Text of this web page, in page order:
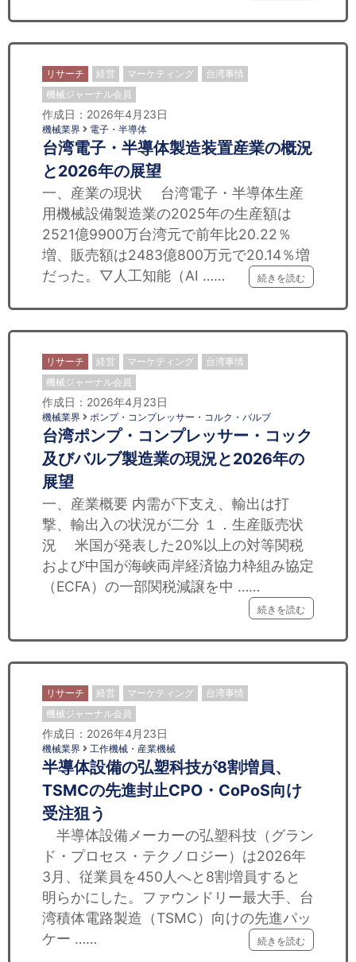
リサーチ 経営 マーケティング
台湾事情
機械ジャーナル会員
作成日：2026年4月23日
機械業界 電子・半導体
台湾電子・半導体製造装置産業の概況
と2026年の展望
一、産業の現状 台湾電子・半導体生産
用機械設備製造業の2025年の生産額は
2521億9900万台湾元で前年比20.22％
増、販売額は2483億800万元で20.14％増
だった。▽人工知能（AI ……
続きを読む
リサーチ 経営 マーケティング
台湾事情
機械ジャーナル会員
作成日：2026年4月23日
機械業界 ポンプ・コンプレッサー・コルク・バルブ
台湾ポンプ・コンプレッサー・コック
及びバルブ製造業の現況と2026年の
展望
一、産業概要 内需が下支え、輸出は打
撃、輸出入の状況が二分 １．生産販売状
況 米国が発表した20%以上の対等関税
および中国が海峡両岸経済協力枠組み協定
（ECFA）の一部関税減譲を中 ……
続きを読む
リサーチ 経営 マーケティング
台湾事情
機械ジャーナル会員
作成日：2026年4月23日
機械業界 工作機械・産業機械
半導体設備の弘塑科技が8割増員、
TSMCの先進封止CPO・CoPoS向け
受注狙う
半導体設備メーカーの弘塑科技（グラン
ド・プロセス・テクノロジー）は2026年
3月、従業員を450人へと8割増員すると
明らかにした。ファウンドリー最大手、台
湾積体電路製造（TSMC）向けの先進パッ
ケー ……
続きを読む